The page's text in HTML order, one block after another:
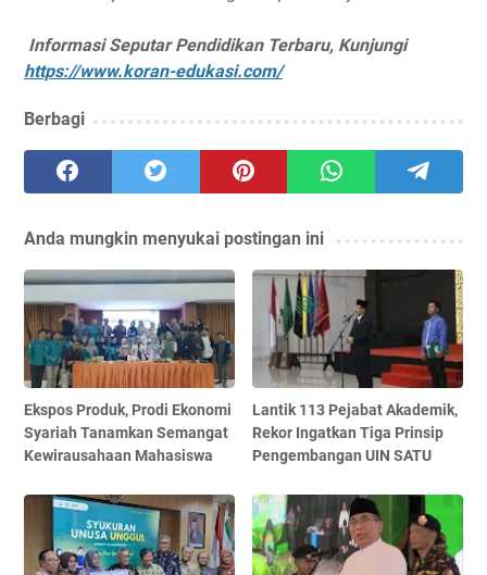
Informasi Seputar Pendidikan Terbaru, Kunjungi
https://www.koran-edukasi.com/
Berbagi
Anda mungkin menyukai postingan ini
Ekspos Produk, Prodi Ekonomi
Syariah Tanamkan Semangat
Kewirausahaan Mahasiswa
Lantik 113 Pejabat Akademik,
Rekor Ingatkan Tiga Prinsip
Pengembangan UIN SATU